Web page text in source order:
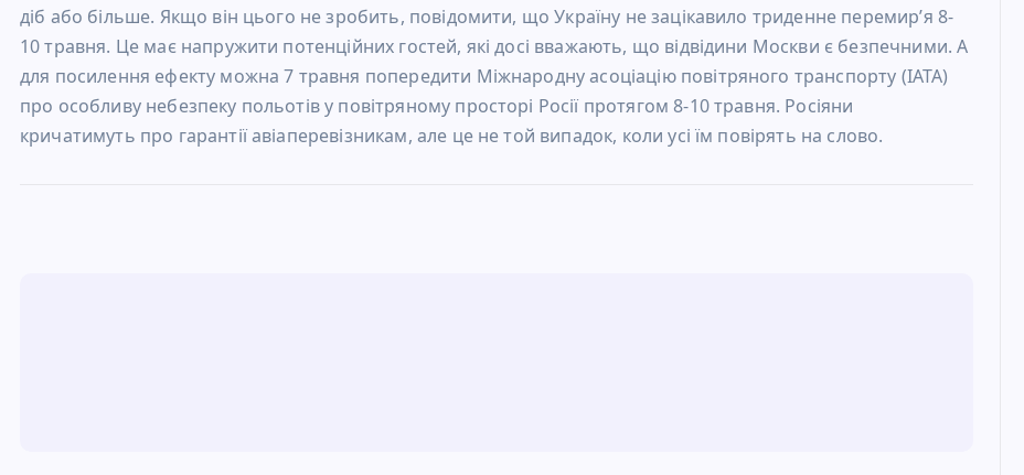
діб або більше. Якщо він цього не зробить, повідомити, що Україну не зацікавило триденне перемир’я 8-
10 травня. Це має напружити потенційних гостей, які досі вважають, що відвідини Москви є безпечними. А
для посилення ефекту можна 7 травня попередити Міжнародну асоціацію повітряного транспорту (ІАТА)
про особливу небезпеку польотів у повітряному просторі Росії протягом 8-10 травня. Росіяни
кричатимуть про гарантії авіаперевізникам, але це не той випадок, коли усі їм повірять на слово.